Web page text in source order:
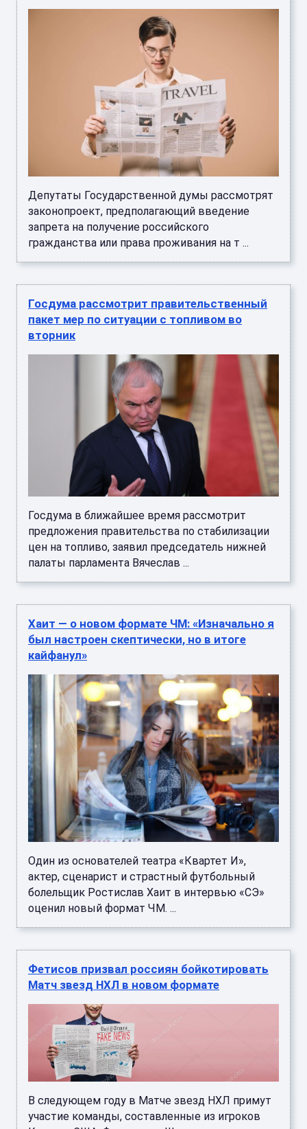
Депутаты Государственной думы рассмотрят
законопроект, предполагающий введение
запрета на получение российского
гражданства или права проживания на т ...
Госдума рассмотрит правительственный
пакет мер по ситуации с топливом во
вторник
Госдума в ближайшее время рассмотрит
предложения правительства по стабилизации
цен на топливо, заявил председатель нижней
палаты парламента Вячеслав ...
Хаит — о новом формате ЧМ: «Изначально я
был настроен скептически, но в итоге
кайфанул»
Один из основателей театра «Квартет И»,
актер, сценарист и страстный футбольный
болельщик Ростислав Хаит в интервью «СЭ»
оценил новый формат ЧМ. ...
Фетисов призвал россиян бойкотировать
Матч звезд НХЛ в новом формате
В следующем году в Матче звезд НХЛ примут
участие команды, составленные из игроков